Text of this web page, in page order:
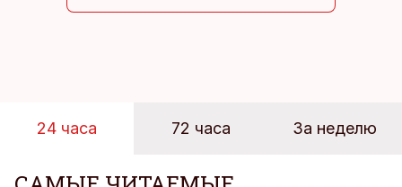
реальную картину уровня цен в крупнейших
24 часа 72 часа За неделю